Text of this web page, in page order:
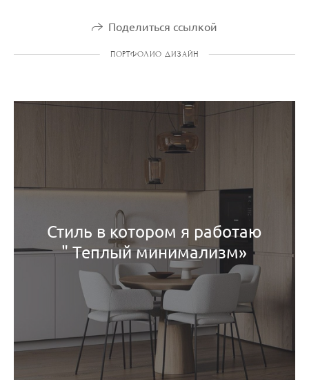
Поделиться ссылкой
ПОРТФОЛИО ДИЗАЙН
Стиль в котором я работаю
" Теплый минимализм»